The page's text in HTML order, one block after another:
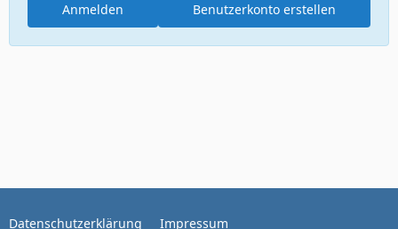
Benutzerkonto erstellen
Anmelden
Datenschutzerklärung Impressum